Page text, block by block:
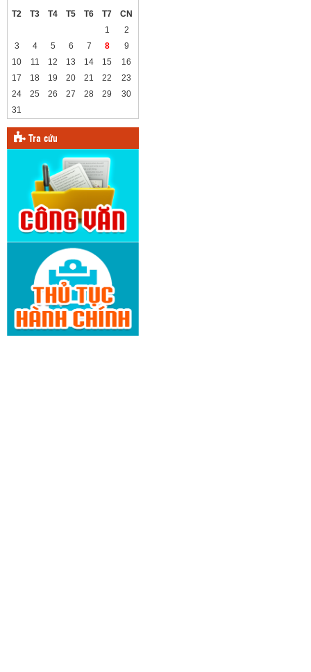
T2
T3 T4 T5 T6 T7
CN
1
2
3
4 5 6 7 8
9
10
11 12 13 14 15
16
17
18 19 20 21 22
23
24
25 26 27 28 29
30
31
Tra cứu